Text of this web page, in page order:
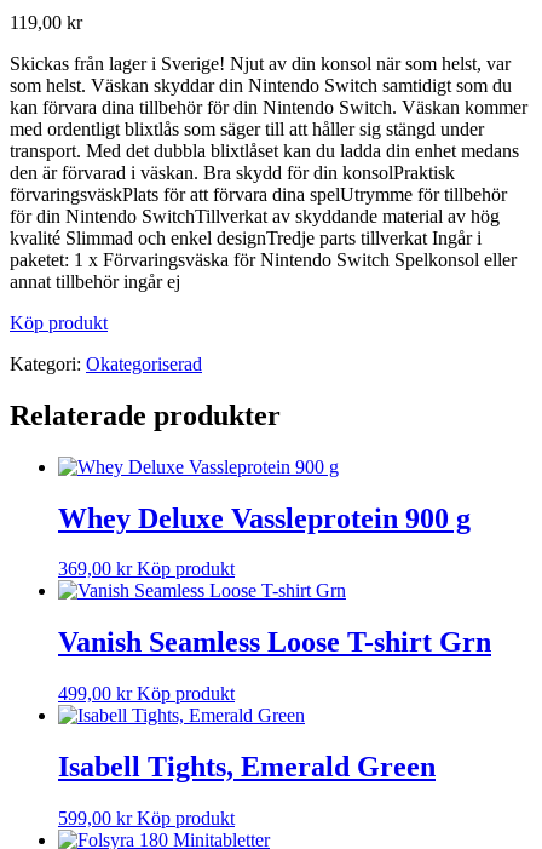
119,00 kr
Skickas från lager i Sverige! Njut av din konsol när som helst, var
som helst. Väskan skyddar din Nintendo Switch samtidigt som du
kan förvara dina tillbehör för din Nintendo Switch. Väskan kommer
med ordentligt blixtlås som säger till att håller sig stängd under
transport. Med det dubbla blixtlåset kan du ladda din enhet medans
den är förvarad i väskan. Bra skydd för din konsolPraktisk
förvaringsväskPlats för att förvara dina spelUtrymme för tillbehör
för din Nintendo SwitchTillverkat av skyddande material av hög
kvalité Slimmad och enkel designTredje parts tillverkat Ingår i
paketet: 1 x Förvaringsväska för Nintendo Switch Spelkonsol eller
annat tillbehör ingår ej
Köp produkt
Kategori: Okategoriserad
Relaterade produkter
Whey Deluxe Vassleprotein 900 g
369,00 kr Köp produkt
Vanish Seamless Loose T-shirt Grn
499,00 kr Köp produkt
Isabell Tights, Emerald Green
599,00 kr Köp produkt